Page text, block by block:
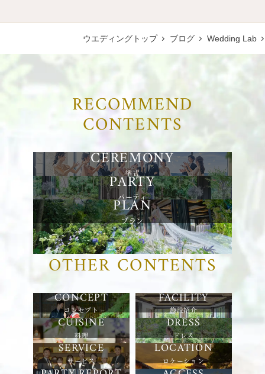
ウエディングトップ ブログ Wedding Lab
RECOMMEND
CONTENTS
挙式
パーティ
プラン
OTHER CONTENTS
コンセプト 施設紹介
料理 ドレス
サービス ロケーション